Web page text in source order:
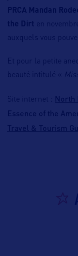
PRCA Mandan
the Dirt en
auxquels vous
Et pour la petite
beauté intitulé «
Site internet : North
Essence of the
Travel & Tourism